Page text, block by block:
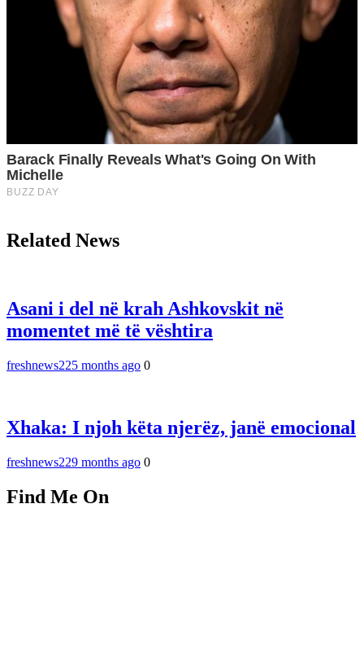
Related News
Asani i del në krah Ashkovskit në
momentet më të vështira
freshnews225 months ago 0
Xhaka: I njoh këta njerëz, janë emocional
freshnews229 months ago 0
Find Me On